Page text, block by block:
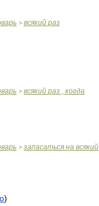
> всякий раз
> всякий раз , когда
> запасаться на всякий
)